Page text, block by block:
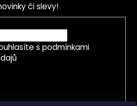
či slevy!
s podmínkami